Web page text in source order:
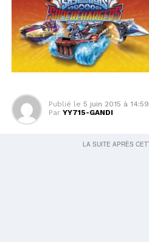
Publié le 5 juin 2015 à 14:59
Par YY715-GANDI